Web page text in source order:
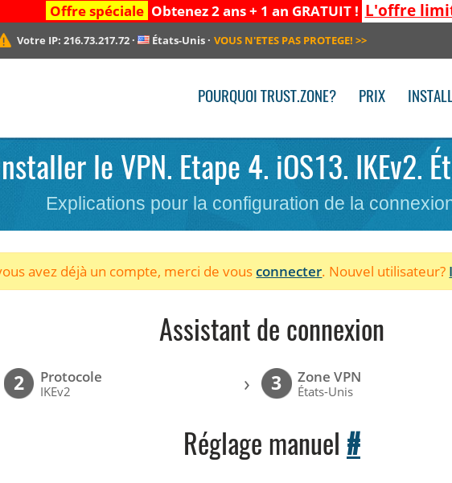
Offre spéciale Obtenez 2 ans + 1 an GRATUIT ! L'offre
Votre IP:216.73.217.72 · États-Unis · VOUS N'ETES PAS PROTEGE! >>
POURQUOI TRUST.ZONE? PRIX
Installer le VPN. Etape 4. iOS13. IKEv2.
Explications pour la configuration de la
avez déjà un compte, merci de vousconnecter. Nouvel utilisateur?
Assistant de connexion
2 Protocole
IKEv2 › 3 Zone VPN
États-Unis
Réglage manuel #